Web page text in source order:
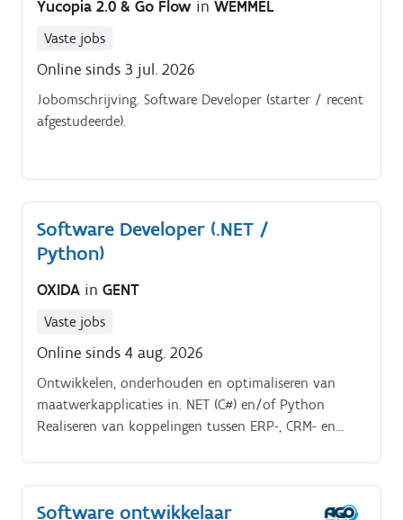
Yucopia 2.0 & Go Flow in WEMMEL
Vaste jobs
Online sinds 3 jul. 2026
Jobomschrijving. Software Developer (starter / recent
afgestudeerde).
Software Developer (.NET /
Python)
OXIDA in GENT
Vaste jobs
Online sinds 4 aug. 2026
Ontwikkelen, onderhouden en optimaliseren van
maatwerkapplicaties in. NET (C#) en/of Python
Realiseren van koppelingen tussen ERP-, CRM- en
Functionele behoeften vertalen naar schaalbare,
performante en toekomstgerichte
softwareoplossingen Actief meedenken over
Software ontwikkelaar